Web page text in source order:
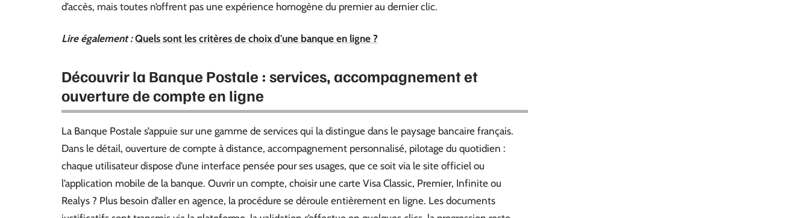
d’accès, mais toutes n’offrent pas une expérience homogène du premier au dernier clic.
Lire également : Quels sont les critères de choix d'une banque en ligne ?
Découvrir la Banque Postale : services, accompagnement et
ouverture de compte en ligne
La Banque Postale s’appuie sur une gamme de services qui la distingue dans le paysage bancaire français.
Dans le détail, ouverture de compte à distance, accompagnement personnalisé, pilotage du quotidien :
chaque utilisateur dispose d’une interface pensée pour ses usages, que ce soit via le site officiel ou
l’application mobile de la banque. Ouvrir un compte, choisir une carte Visa Classic, Premier, Infinite ou
Realys ? Plus besoin d’aller en agence, la procédure se déroule entièrement en ligne. Les documents